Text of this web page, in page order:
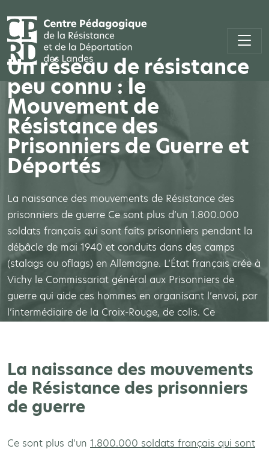
Un réseau de résistance
peu connu : le
Mouvement de
Résistance des
Prisonniers de Guerre et
Déportés
La naissance des mouvements de Résistance des
prisonniers de guerre Ce sont plus d’un 1.800.000
soldats français qui sont faits prisonniers pendant la
débâcle de mai 1940 et conduits dans des camps
(stalags ou oflags) en Allemagne. L’État français crée à
Vichy le Commissariat général aux Prisonniers de
guerre qui aide ces hommes en organisant l’envoi, par
l’intermédiaire de la Croix-Rouge, de colis. Ce
La naissance des mouvements
de Résistance des prisonniers
de guerre
Ce sont plus d’un 1.800.000 soldats français qui sont